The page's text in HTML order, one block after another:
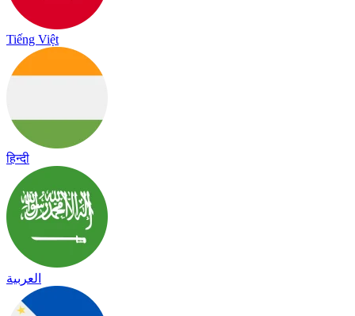
Tiếng Việt
हिन्दी
العربية